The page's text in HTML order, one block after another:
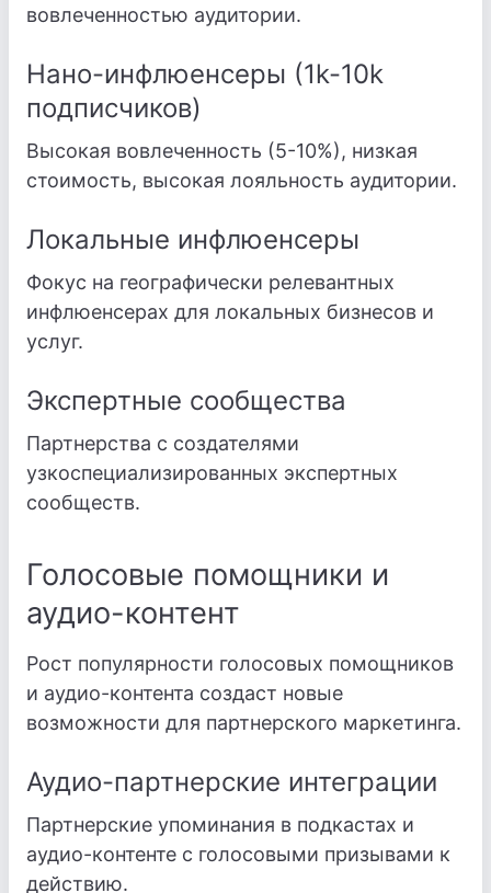
вовлеченностью аудитории.
Нано-инфлюенсеры (1k-10k
подписчиков)
Высокая вовлеченность (5-10%), низкая
стоимость, высокая лояльность аудитории.
Локальные инфлюенсеры
Фокус на географически релевантных
инфлюенсерах для локальных бизнесов и
услуг.
Экспертные сообщества
Партнерства с создателями
узкоспециализированных экспертных
сообществ.
Голосовые помощники и
аудио-контент
Рост популярности голосовых помощников
и аудио-контента создаст новые
возможности для партнерского маркетинга.
Аудио-партнерские интеграции
Партнерские упоминания в подкастах и
аудио-контенте с голосовыми призывами к
действию.